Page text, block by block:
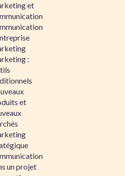
et
:
et
un projet